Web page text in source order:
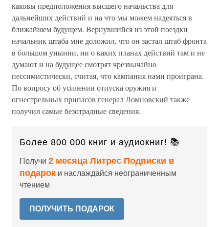
каковы предположения высшего начальства для
дальнейших действий и на что мы можем надеяться в
ближайшем будущем. Вернувшийся из этой поездки
начальник штаба мне доложил, что он застал штаб фронта
в большом унынии, ни о каких планах действий там и не
думают и на будущее смотрят чрезвычайно
пессимистически, считая, что кампания нами проиграна.
По вопросу об усилении отпуска оружия и
огнестрельных припасов генерал Ломновский также
получил самые безотрадные сведения.
Более 800 000 книг и аудиокниг! 📚
Получи 2 месяца Литрес Подписки в
подарок и наслаждайся неограниченным
чтением
ПОЛУЧИТЬ ПОДАРОК